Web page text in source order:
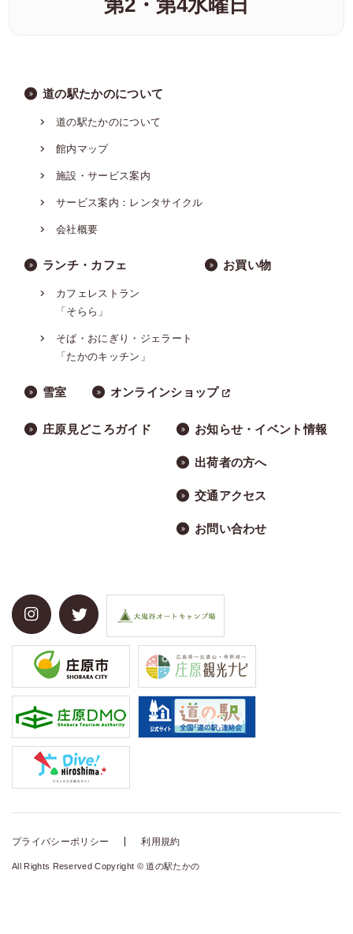
道の駅たかのについて
道の駅たかのについて
館内マップ
施設・サービス案内
サービス案内：レンタサイクル
会社概要
ランチ・カフェ
カフェレストラン
「そらら」
そば・おにぎり・ジェラート
「たかのキッチン」
お買い物
雪室 オンラインショップ
庄原見どころガイド お知らせ・イベント情報
出荷者の方へ
交通アクセス
お問い合わせ
プライバシーポリシー 利用規約
All Rights Reserved Copyright © 道の駅たかの